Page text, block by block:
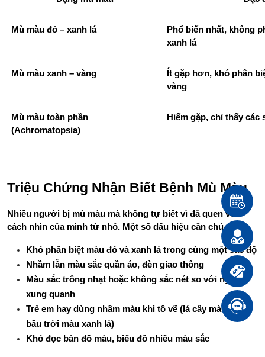
Mù màu đỏ – xanh lá
Phổ biến nhất, không
xanh lá
Mù màu xanh – vàng
Ít gặp hơn, khó phân
vàng
Mù màu toàn phần
(Achromatopsia)
Hiếm gặp, chỉ thấy các
Triệu Chứng Nhận Biết Bệnh Mù Màu
Nhiều người bị mù màu mà không tự biết vì đã quen với
cách nhìn của mình từ nhỏ. Một số dấu hiệu cần chú ý:
Khó phân biệt màu đỏ và xanh lá trong cùng một sắc độ
Nhầm lẫn màu sắc quần áo, đèn giao thông
Màu sắc trông nhạt hoặc không sắc nét so với người
xung quanh
Trẻ em hay dùng nhầm màu khi tô vẽ (lá cây màu nâu,
bầu trời màu xanh lá)
Khó đọc bản đồ màu, biểu đồ nhiều màu sắc